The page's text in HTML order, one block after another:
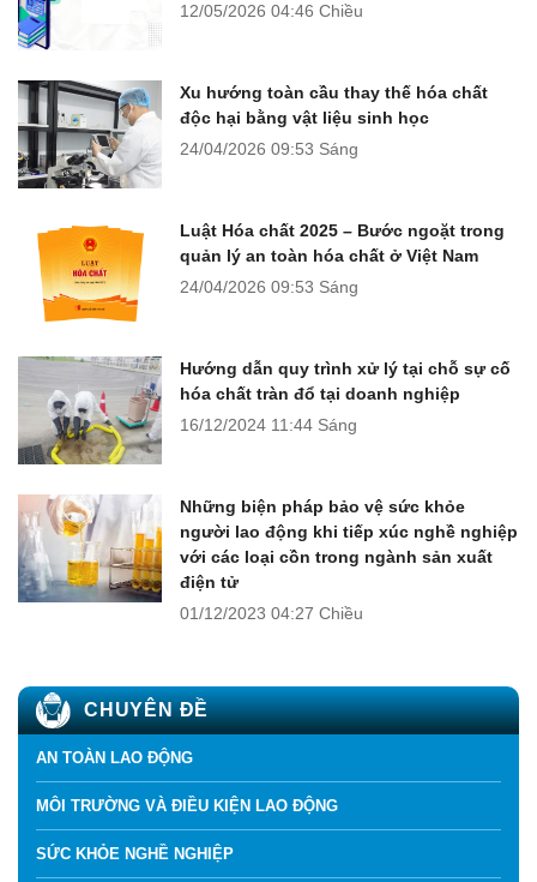
12/05/2026 04:46 Chiều
Xu hướng toàn cầu thay thế hóa chất
độc hại bằng vật liệu sinh học
24/04/2026 09:53 Sáng
Luật Hóa chất 2025 – Bước ngoặt trong
quản lý an toàn hóa chất ở Việt Nam
24/04/2026 09:53 Sáng
Hướng dẫn quy trình xử lý tại chỗ sự cố
hóa chất tràn đổ tại doanh nghiệp
16/12/2024 11:44 Sáng
Những biện pháp bảo vệ sức khỏe
người lao động khi tiếp xúc nghề nghiệp
với các loại cồn trong ngành sản xuất
điện tử
01/12/2023 04:27 Chiều
CHUYÊN ĐỀ
AN TOÀN LAO ĐỘNG
MÔI TRƯỜNG VÀ ĐIỀU KIỆN LAO ĐỘNG
SỨC KHỎE NGHỀ NGHIỆP